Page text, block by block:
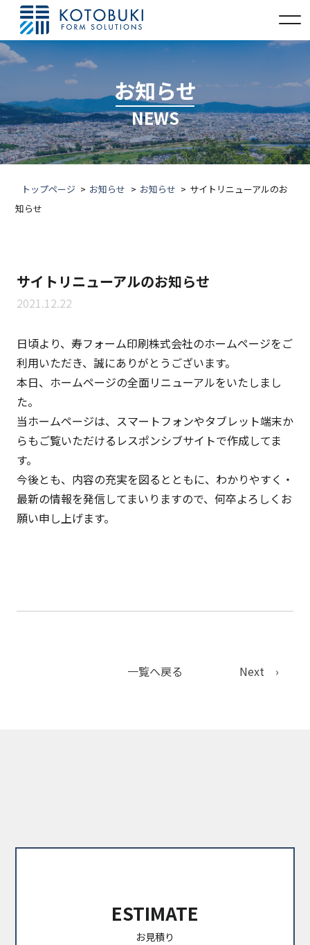
お知らせ
NEWS
トップページ お知らせ お知らせ
サイトリニューアルのお
知らせ
サイトリニューアルのお知らせ
2021.12.22
日頃より、寿フォーム印刷株式会社のホームページをご
利用いただき、誠にありがとうございます。
本日、ホームページの全面リニューアルをいたしまし
た。
当ホームページは、スマートフォンやタブレット端末か
らもご覧いただけるレスポンシブサイトで作成してま
す。
今後とも、内容の充実を図るとともに、わかりやすく・
最新の情報を発信してまいりますので、何卒よろしくお
願い申し上げます。
一覧へ戻る Next ›
ESTIMATE
お見積り